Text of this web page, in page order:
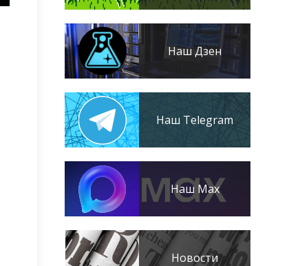
Наш Дзен
Наш Telegram
Наш Max
Новости